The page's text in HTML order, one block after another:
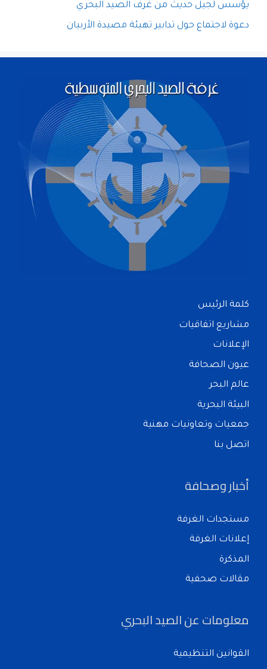
يؤسس لجيل حديث من غرف الصيد البحري
دعوة لاجتماع حول تدابير تهيئة مصيدة الأربيان
كلمة الرئيس
مشاريع اتفاقيات
الإعلانات
عيون الصحافة
عالم البحر
البيئة البحرية
جمعيات وتعاونيات مهنية
اتصل بنا
أخبار وصحافة
مستجدات الغرفة
إعلانات الغرفة
المذكرة
مقالات صحفية
معلومات عن الصيد البحري
القوانين التنظيمية